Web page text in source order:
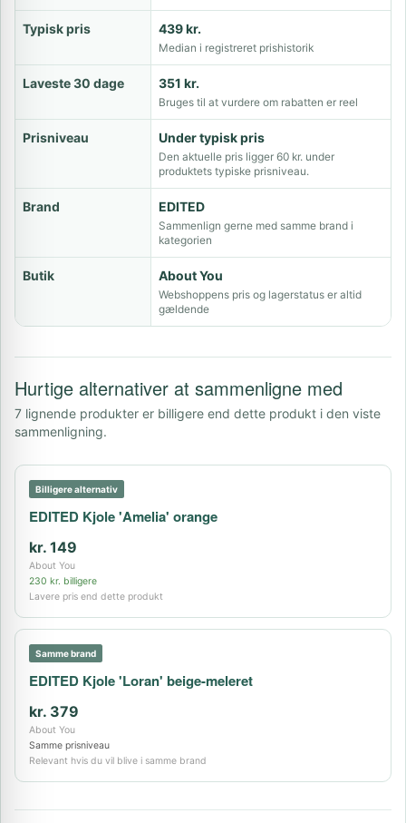
Typisk pris 439 kr.
Median i registreret prishistorik
Laveste 30 dage 351 kr.
Bruges til at vurdere om rabatten er reel
Prisniveau Under typisk pris
Den aktuelle pris ligger 60 kr. under
produktets typiske prisniveau.
Brand EDITED
Sammenlign gerne med samme brand i
kategorien
Butik About You
Webshoppens pris og lagerstatus er altid
gældende
Hurtige alternativer at sammenligne med
7 lignende produkter er billigere end dette produkt i den viste
sammenligning.
Billigere alternativ
EDITED Kjole 'Amelia' orange
kr. 149
About You
230 kr. billigere
Lavere pris end dette produkt
Samme brand
EDITED Kjole 'Loran' beige-meleret
kr. 379
About You
Samme prisniveau
Relevant hvis du vil blive i samme brand